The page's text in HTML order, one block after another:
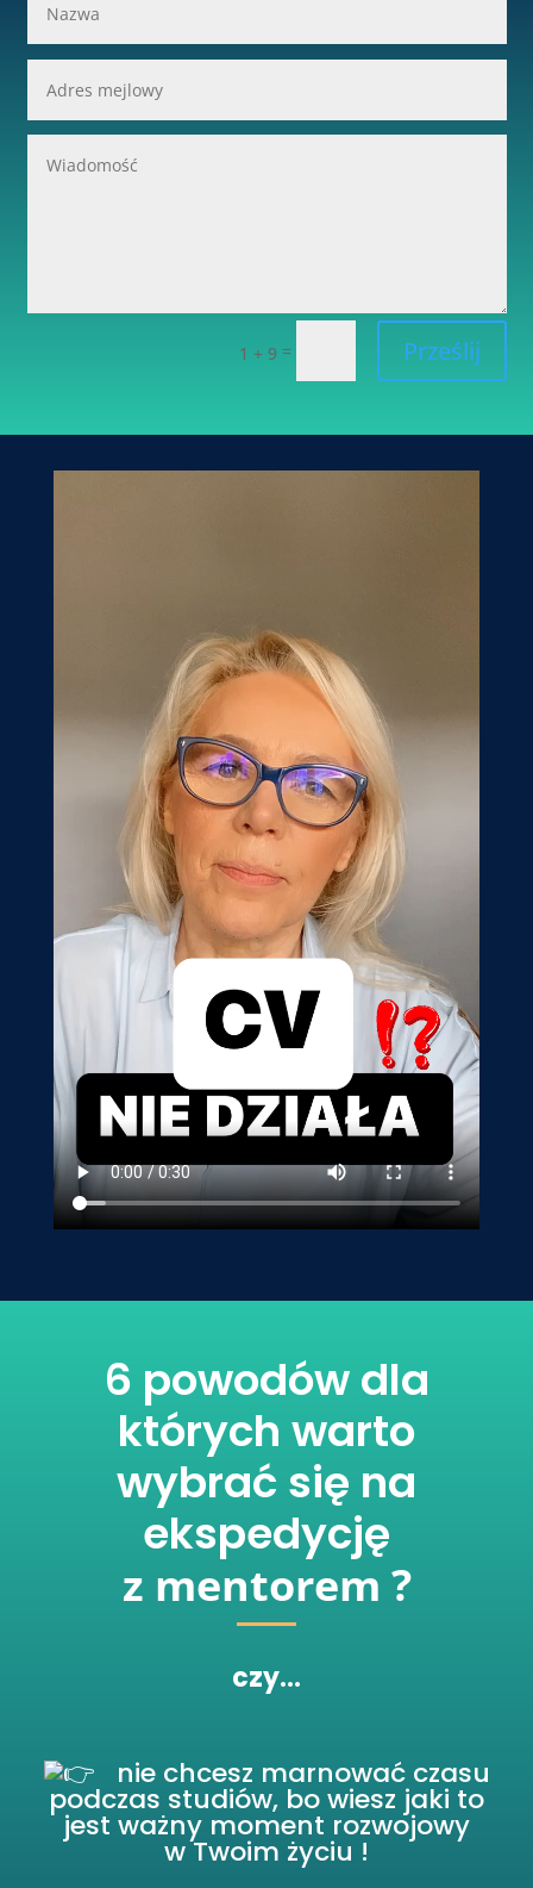
1 + 9 = Prześlij
6 powodów dla
których warto
wybrać się na
ekspedycję
z mentorem ?
czy…
nie chcesz marnować czasu
podczas studiów, bo wiesz jaki to
jest ważny moment rozwojowy
w Twoim życiu !